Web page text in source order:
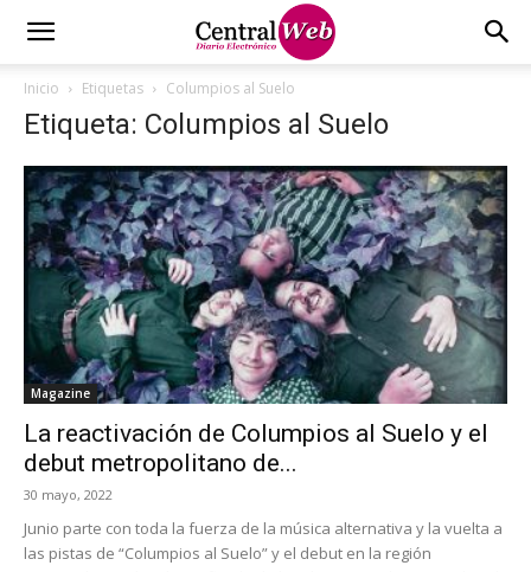
Inicio Etiquetas Columpios al Suelo
Etiqueta: Columpios al Suelo
Magazine
La reactivación de Columpios al Suelo y el
debut metropolitano de...
30 mayo, 2022
Junio parte con toda la fuerza de la música alternativa y la vuelta a
las pistas de “Columpios al Suelo” y el debut en la región